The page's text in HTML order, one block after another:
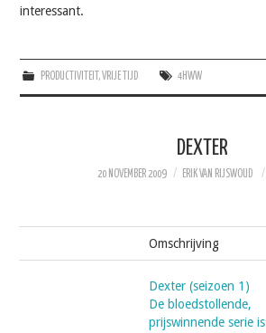
interessant.
PRODUCTIVITEIT ,VRIJE TIJD 4HWW
DEXTER
20 NOVEMBER 2009 ERIK VAN RIJSWOUD
Omschrijving
Dexter (seizoen 1)
De bloedstollende,
prijswinnende serie is